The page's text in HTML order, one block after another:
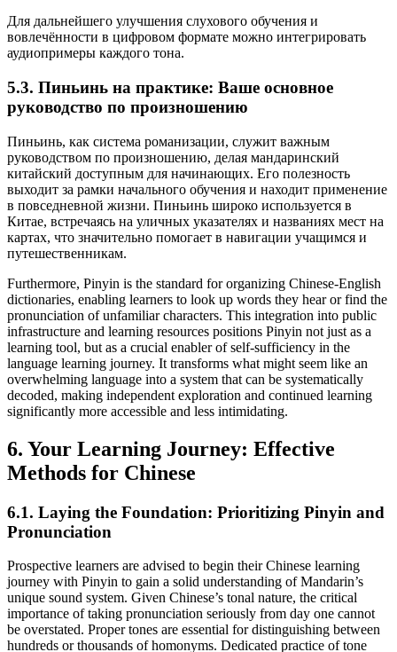
Для дальнейшего улучшения слухового обучения и
вовлечённости в цифровом формате можно интегрировать
аудиопримеры каждого тона.
5.3. Пиньинь на практике: Ваше основное
руководство по произношению
Пиньинь, как система романизации, служит важным
руководством по произношению, делая мандаринский
китайский доступным для начинающих. Его полезность
выходит за рамки начального обучения и находит применение
в повседневной жизни. Пиньинь широко используется в
Китае, встречаясь на уличных указателях и названиях мест на
картах, что значительно помогает в навигации учащимся и
путешественникам.
Furthermore, Pinyin is the standard for organizing Chinese-English
dictionaries, enabling learners to look up words they hear or find the
pronunciation of unfamiliar characters. This integration into public
infrastructure and learning resources positions Pinyin not just as a
learning tool, but as a crucial enabler of self-sufficiency in the
language learning journey. It transforms what might seem like an
overwhelming language into a system that can be systematically
decoded, making independent exploration and continued learning
significantly more accessible and less intimidating.
6. Your Learning Journey: Effective
Methods for Chinese
6.1. Laying the Foundation: Prioritizing Pinyin and
Pronunciation
Prospective learners are advised to begin their Chinese learning
journey with Pinyin to gain a solid understanding of Mandarin’s
unique sound system. Given Chinese’s tonal nature, the critical
importance of taking pronunciation seriously from day one cannot
be overstated. Proper tones are essential for distinguishing between
hundreds or thousands of homonyms. Dedicated practice of tone